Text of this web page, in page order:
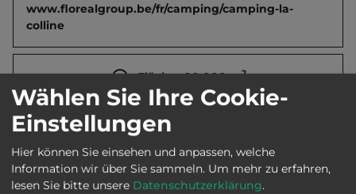
www.florealgroup.be/fr/camping/camping-la-
colline
Fläche: 90.000m2
Öffnungszeiten:
Telefon: 0032 800 11 505
Wählen Sie Ihre Cookie-
Einstellungen
Hier können Sie einsehen und anpassen, welche
Information wir über Sie sammeln. Um mehr zu erfahren,
lesen Sie bitte unsere Datenschutzerklärung.